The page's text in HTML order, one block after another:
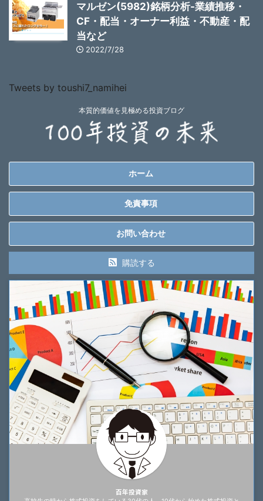
マルゼン(5982)銘柄分析-業績推移・
CF・配当・オーナー利益・不動産・配
当など
2022/7/28
Tweets by toushi7_namihei
本質的価値を見極める投資ブログ
ホーム
免責事項
お問い合わせ
購読する
百年投資家